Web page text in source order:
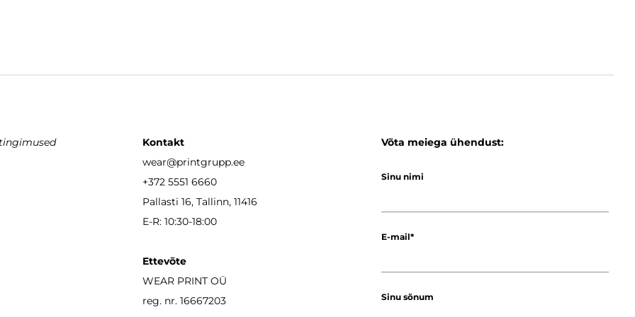
Kontakt
wear@printgrupp.ee
+372 5551 6660
Pallasti 16, Tallinn, 11416
E-R: 10:30-18:00
Ettevõte
WEAR PRINT OÜ
reg. nr. 16667203
Võta meiega ühendust:
Sinu nimi
E-mail
Sinu sõnum